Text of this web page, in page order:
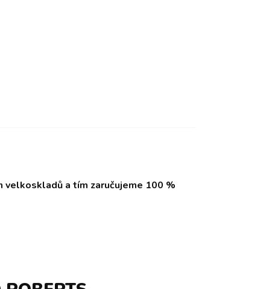
velkoskladů a tím zaručujeme 100 %